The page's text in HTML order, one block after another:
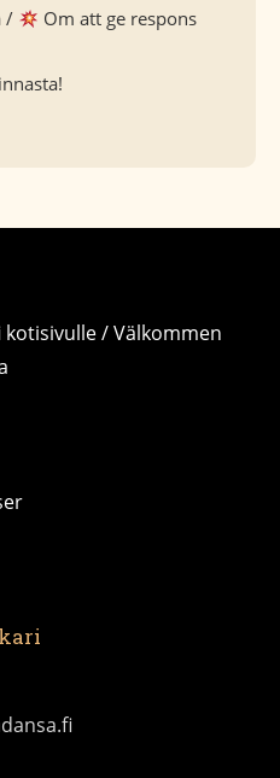
/
Om att ge respons
kotisivulle / Välkommen